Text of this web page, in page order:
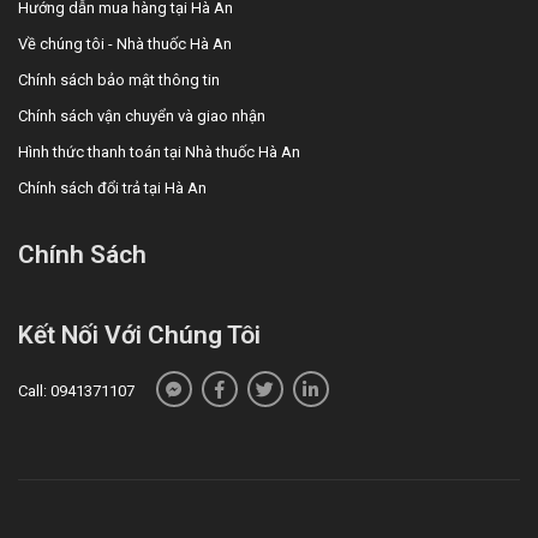
Hướng dẫn mua hàng tại Hà An
Về chúng tôi - Nhà thuốc Hà An
Chính sách bảo mật thông tin
Chính sách vận chuyển và giao nhận
Hình thức thanh toán tại Nhà thuốc Hà An
Chính sách đổi trả tại Hà An
Chính Sách
Kết Nối Với Chúng Tôi
Call: 0941371107